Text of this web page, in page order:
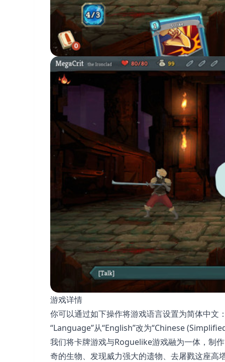
游戏详情
你可以通过如下操作将游戏语言设置为简体中文
“Language”从“English”改为“Chinese
我们将卡牌游戏与Roguelike游戏融为一体，制
奇的生物、发现威力强大的遗物、去屠戮这座高